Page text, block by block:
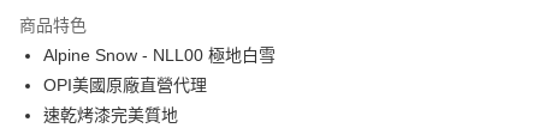
Apple Pay
街口支付
商品特色
Alpine Snow - NLL00 極地白雪
OPI美國原廠直營代理
速乾烤漆完美質地